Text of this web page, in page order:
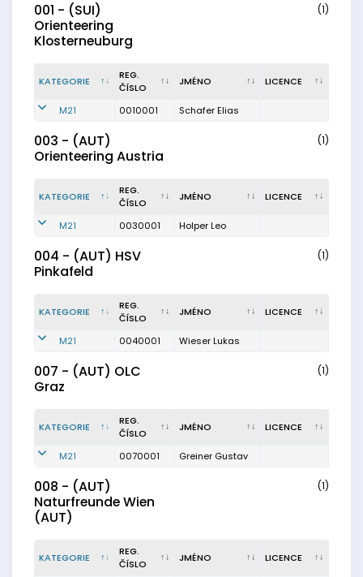
001 - (SUI)
Orienteering
Klosterneuburg
(1)
KATEGORIE
REG.
ČÍSLO
JMÉNO LICENCE
M21 0010001 Schafer Elias
003 - (AUT)
Orienteering Austria
(1)
KATEGORIE
REG.
ČÍSLO
JMÉNO LICENCE
M21 0030001 Holper Leo
004 - (AUT) HSV
Pinkafeld
(1)
KATEGORIE
REG.
ČÍSLO
JMÉNO LICENCE
M21 0040001 Wieser Lukas
007 - (AUT) OLC
Graz
(1)
KATEGORIE
REG.
ČÍSLO
JMÉNO LICENCE
M21 0070001 Greiner Gustav
008 - (AUT)
Naturfreunde Wien
(AUT)
(1)
KATEGORIE
REG.
ČÍSLO
JMÉNO LICENCE